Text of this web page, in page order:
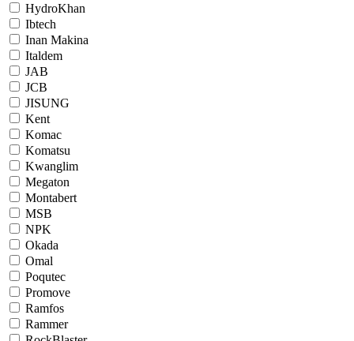
HydroKhan
Ibtech
Inan Makina
Italdem
JAB
JCB
JISUNG
Kent
Komac
Komatsu
Kwanglim
Megaton
Montabert
MSB
NPK
Okada
Omal
Poqutec
Promove
Ramfos
Rammer